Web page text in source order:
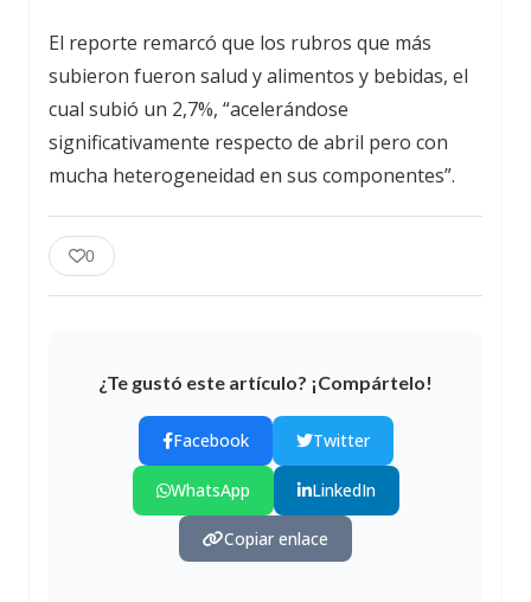
El reporte remarcó que los rubros que más
subieron fueron salud y alimentos y bebidas, el
cual subió un 2,7%, “acelerándose
significativamente respecto de abril pero con
mucha heterogeneidad en sus componentes”.
0
¿Te gustó este artículo? ¡Compártelo!
Facebook Twitter
WhatsApp LinkedIn
Copiar enlace